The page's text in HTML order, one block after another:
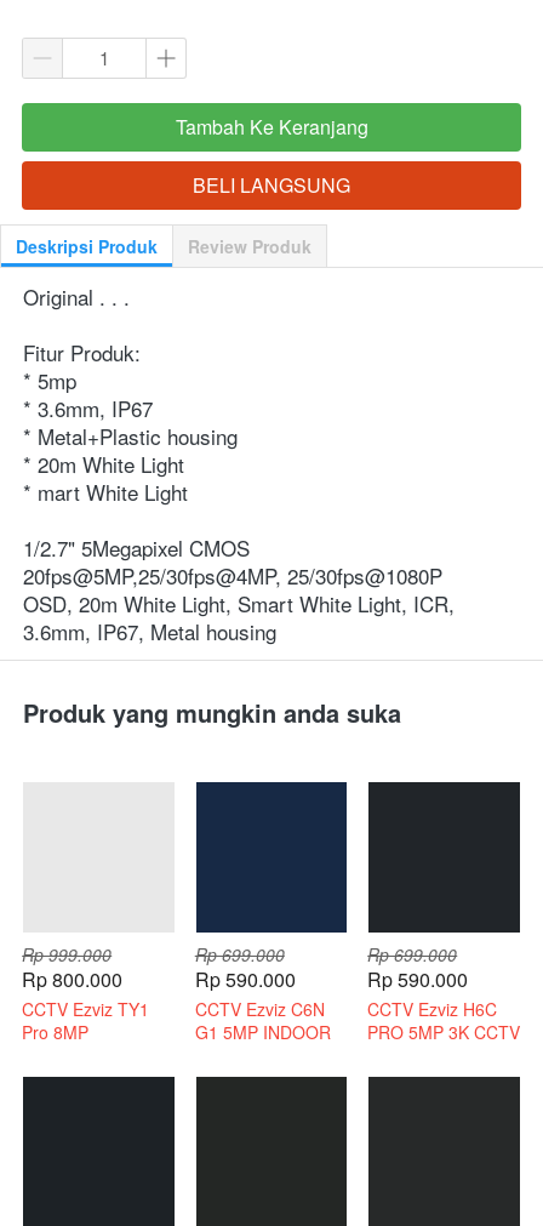
`
Tambah Ke Keranjang
`BELI LANGSUNG
Deskripsi Produk Review Produk
Original . . .
Fitur Produk:
* 5mp
* 3.6mm, IP67
* Metal+Plastic housing
* 20m White Light
* mart White Light
1/2.7" 5Megapixel CMOS
20fps@5MP,25/30fps@4MP, 25/30fps@1080P
OSD, 20m White Light, Smart White Light, ICR,
3.6mm, IP67, Metal housing
Produk yang mungkin anda suka
Rp 999.000
Rp 800.000
CCTV Ezviz TY1
Pro 8MP
Rp 699.000
Rp 590.000
CCTV Ezviz C6N
G1 5MP INDOOR
AUDIO
Rp 699.000
Rp 590.000
CCTV Ezviz H6C
PRO 5MP 3K CCTV
AUDIO